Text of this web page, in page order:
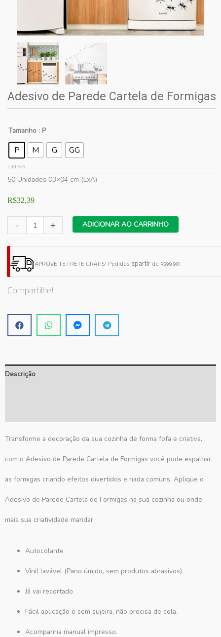
Adesivo de Parede Cartela de Formigas
Tamanho : P
P M G GG
LIMPAR
50 Unidades 03×04 cm (LxA)
R$32,39
-
de
Parede
Cartela
de
quantidade
+ ADICIONAR AO CARRINHO
APROVEITE FRETE GRÁTIS! Pedidos apartirde R$99,90!
Compartilhe!
Descrição
Transforme a decoração da sua cozinha de forma fofa e criativa,
com o Adesivo de Parede Cartela de Formigas você pode espalhar
as formigas criando efeitos divertidos e nada comuns. Aplique o
Adesivo de Parede Cartela de Formigas na sua cozinha ou onde
mais sua criatividade mandar.
Autocolante
Vinil lavável (Pano úmido, sem produtos abrasivos)
Já vai recortado
Fácil aplicação e sem sujeira, não precisa de cola.
Acompanha manual impresso.